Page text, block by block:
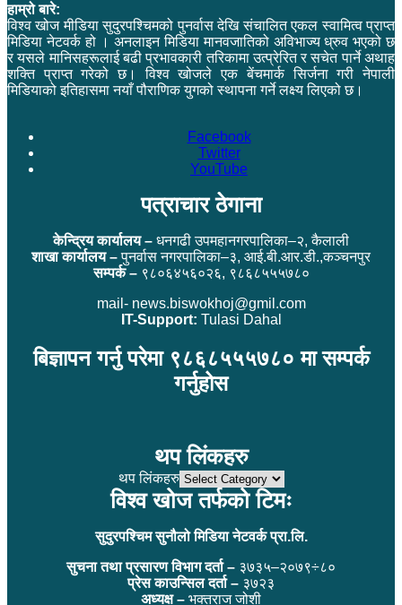
हाम्रो बारे:
विश्व खोज मीडिया सुदुरपश्चिमको पुनर्वास देखि संचालित एकल स्वामित्व प्राप्त
मिडिया नेटवर्क हो । अनलाइन मिडिया मानवजातिको अविभाज्य ध्रुव भएको छ
र यसले मानिसहरूलाई बढी प्रभावकारी तरिकामा उत्प्रेरित र सचेत पार्ने अथाह
शक्ति प्राप्त गरेको छ। विश्व खोजले एक बेंचमार्क सिर्जना गरी नेपाली
मिडियाको इतिहासमा नयाँ पौराणिक युगको स्थापना गर्ने लक्ष्य लिएको छ।
Facebook
Twitter
YouTube
पत्राचार ठेगाना
केन्द्रिय कार्यालय – धनगढी उपमहानगरपालिका–२, कैलाली
शाखा कार्यालय –पुनर्वास नगरपालिका–३, आई.बी.आर.डी.,कञ्चनपुर
सम्पर्क –९८०६४५६०२६, ९८६८५५५७८०
mail- news.biswokhoj@gmil.com
IT-Support: Tulasi Dahal
बिज्ञापन गर्नु परेमा ९८६८५५५७८० मा सम्पर्क
गर्नुहोस
थप लिंकहरु
थप लिंकहरु
विश्व खोज तर्फको टिमः
सुदुरपश्चिम सुनौलो मिडिया नेटवर्क प्रा.लि.
सुचना तथा प्रसारण विभाग दर्ता – ३७३५–२०७९÷८०
प्रेस काउन्सिल दर्ता – ३७२३
अध्यक्ष – भक्तराज जोशी